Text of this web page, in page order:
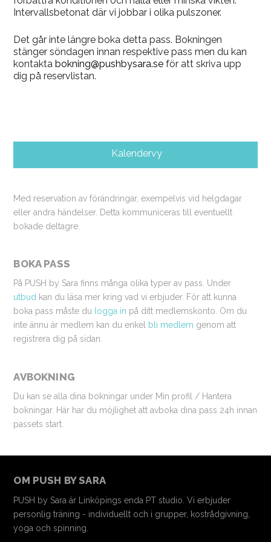
Intervallsbetonat där vi jobbar i olika pulszoner.
Det går inte längre boka detta pass. Bokningen
stänger söndagen innan respektive pass men du kan
kontaktabokning@pushbysara.se för att skriva upp
dig på reservlistan.
Kalendervy
Med reservation av förändringar, exempelvis vid helgdagar
eller andra händelser. Detta kommuniceras till eventuellt
bokade deltagre.
BOKA PASS
På PUSH by Sara finns många olika typer av pass. Under
utbud kan du läsa mer kring vad vi erbjuder. För att kunna
boka pass måste du logga in på ditt medlemskonto. Om du
inte ännu är medlem kan du enkel bli medlem genom att
registrera dig på sidan.
AVBOKNING
Du kan se alla dina bokningar under Min profil / Hantera
bokningar. Här har du möjlighet att avboka dina pass 24h innan
passets start.
OM PUSH BY SARA
PUSH by Sara är Linköpings enda PT studio. Vi erbjuder
personlig träning - individuellt och i grupper, kostrådgivning,
yoga och spinning.